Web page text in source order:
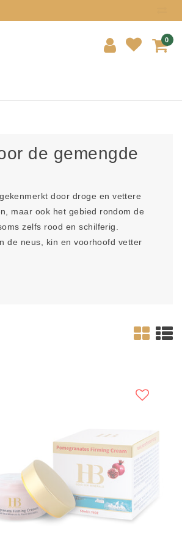
0
de gemengde
door droge en vettere
maar ook het gebied rondom de
zelfs rood en schilferig.
de neus, kin en voorhoofd vetter